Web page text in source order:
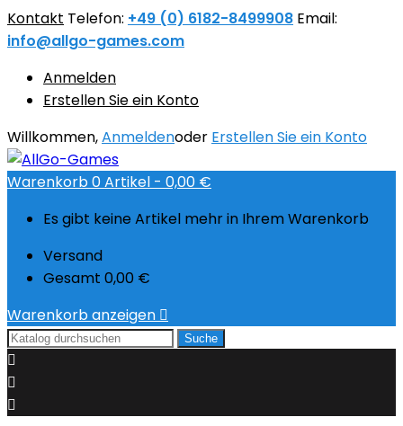
Kontakt Telefon: +49 (0) 6182-8499908 Email:
info@allgo-games.com
Anmelden
Erstellen Sie ein Konto
Willkommen,Anmeldenoder Erstellen Sie ein Konto
Warenkorb0Artikel - 0,00 €
Es gibt keine Artikel mehr in Ihrem Warenkorb
Versand
Gesamt 0,00 €
Warenkorb anzeigen 
Suche


